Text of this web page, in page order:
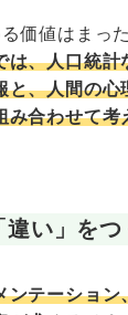
価値はまっ
は、人口統計
と、人間の心
み合わせて考
い」をつ
ンテーション